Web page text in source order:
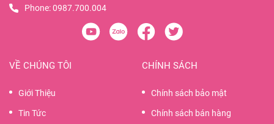
Phone:0987.700.004
VỀ CHÚNG TÔI
Giới Thiệu
Tin Tức
CHÍNH SÁCH
Chính sách bảo mật
Chính sách bán hàng